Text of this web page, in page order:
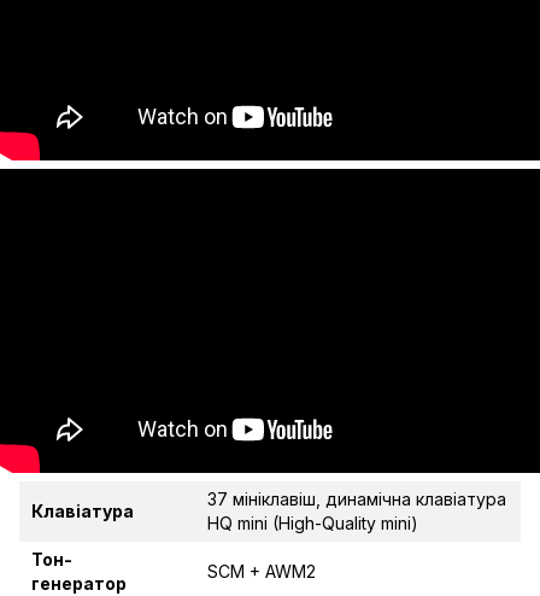
Клавіатура
37 мініклавіш, динамічна клавіатура
HQ mini (High-Quality mini)
Тон-
генератор
SCM + AWM2